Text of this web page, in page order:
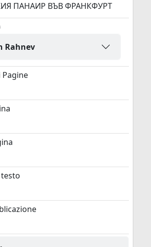
ПАНАИР ВЪВ ФРАНКФУРТ
Rahnev